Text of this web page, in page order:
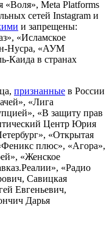
«Воля», Meta Platforms
сетей Instagram и
и запрещены:
«Исламское
Нусра, «АУМ
Каида в странах
признанные в России
«Лига
«В защиту прав
Центр Юрия
«Открытая
плюс», «Агора»,
«Женское
«Радио
Савицкая
Евгеньевич,
Дарья